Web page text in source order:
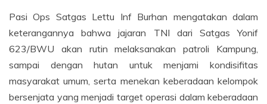
Pasi Ops Satgas Lettu Inf Burhan mengatakan dalam
keterangannya bahwa jajaran TNI dari Satgas Yonif
623/BWU akan rutin melaksanakan patroli Kampung,
sampai dengan hutan untuk menjami kondisifitas
masyarakat umum, serta menekan keberadaan kelompok
bersenjata yang menjadi target operasi dalam keberadaan